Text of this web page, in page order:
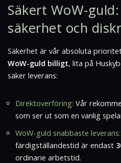
Säkert WoW-
säkerhet och
Säkerhet är vår absoluta
WoW-guld billigt, lita på
säker leverans:
Direktoverföring: Vår
som ser ut som en vanlig
WoW-guld snabbaste leverans:
färdigställandestid är endast
ordinarie arbetstid.